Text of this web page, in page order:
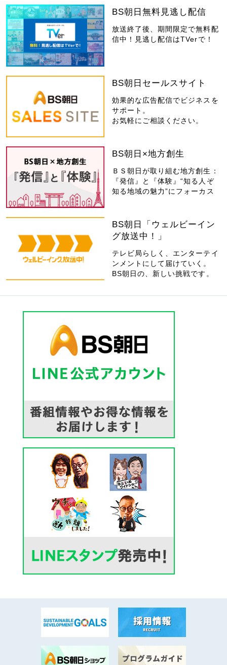
BS朝日無料見逃し配信
放送終了後、期間限定で無料配
信中！見逃し配信はTVerで！
BS朝日セールスサイト
効果的な広告配信でビジネスを
サポート。
お気軽にご相談ください。
BS朝日×地方創生
ＢＳ朝日が取り組む地方創生：
『発信』と『体験』“知る人ぞ
知る地域の魅力”にフォーカス
BS朝日「ウェルビーイン
グ放送中！」
テレビ局らしく、エンターテイ
ンメントにして届けていく。
BS朝日の、新しい挑戦です。